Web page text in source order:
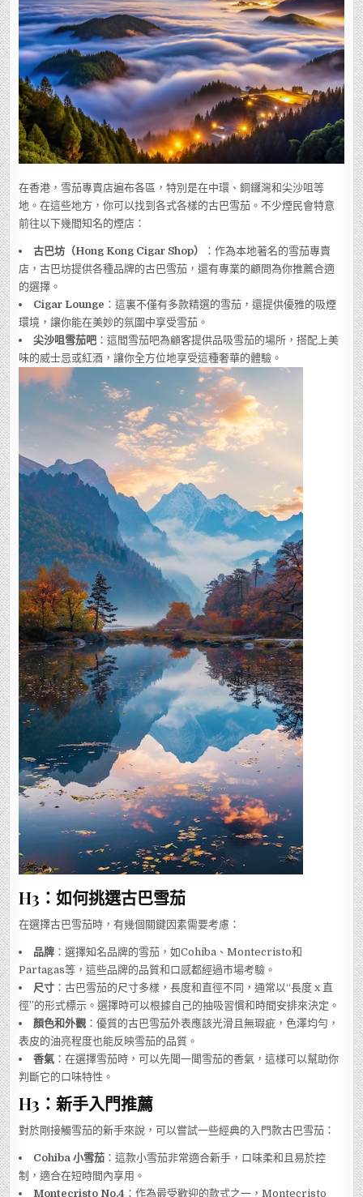
在香港，雪茄專賣店遍布各區，特別是在中環、銅鑼灣和尖沙咀等
地。在這些地方，你可以找到各式各樣的古巴雪茄。不少煙民會特意
前往以下幾間知名的煙店：
古巴坊（Hong Kong Cigar Shop）
：作為本地著名的雪茄專賣
店，古巴坊提供各種品牌的古巴雪茄，還有專業的顧問為你推薦合適
的選擇。
Cigar Lounge ：這裏不僅有多款精選的雪茄，還提供優雅的吸煙
環境，讓你能在美妙的氛圍中享受雪茄。
尖沙咀雪茄吧 ：這間雪茄吧為顧客提供品吸雪茄的場所，搭配上美
味的威士忌或紅酒，讓你全方位地享受這種奢華的體驗。
H3：如何挑選古巴雪茄
在選擇古巴雪茄時，有幾個關鍵因素需要考慮：
品牌 ：選擇知名品牌的雪茄，如Cohiba、Montecristo和
Partagas等，這些品牌的品質和口感都經過市場考驗。
尺寸 ：古巴雪茄的尺寸多樣，長度和直徑不同，通常以“長度 x 直
徑”的形式標示。選擇時可以根據自己的抽吸習慣和時間安排來決定。
顏色和外觀 ：優質的古巴雪茄外表應該光滑且無瑕疵，色澤均勻，
表皮的油亮程度也能反映雪茄的品質。
香氣 ：在選擇雪茄時，可以先聞一聞雪茄的香氣，這樣可以幫助你
判斷它的口味特性。
H3：新手入門推薦
對於剛接觸雪茄的新手來說，可以嘗試一些經典的入門款古巴雪茄：
Cohiba 小雪茄 ：這款小雪茄非常適合新手，口味柔和且易於控
制，適合在短時間內享用。
Montecristo No.4 ：作為最受歡迎的款式之一，Montecristo